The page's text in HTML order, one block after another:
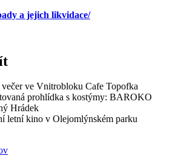
a jejich likvidace/
si ujít
večer ve Vnitrobloku Cafe Topofka
prohlídka s kostýmy: BAROKO
Hrádek
letní kino v Olejomlýnském parku